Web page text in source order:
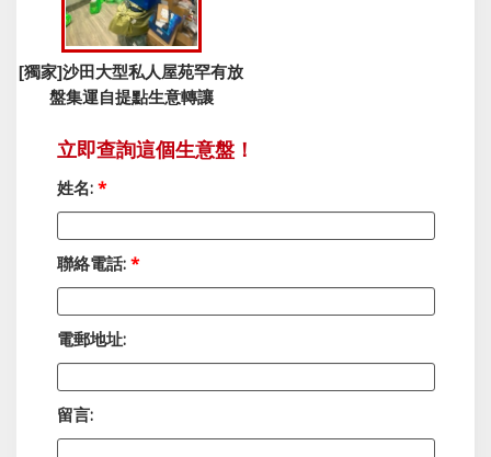
[獨家]沙田大型私人屋苑罕有放
盤集運自提點生意轉讓
立即查詢這個生意盤！
姓名: *
聯絡電話: *
電郵地址:
留言: